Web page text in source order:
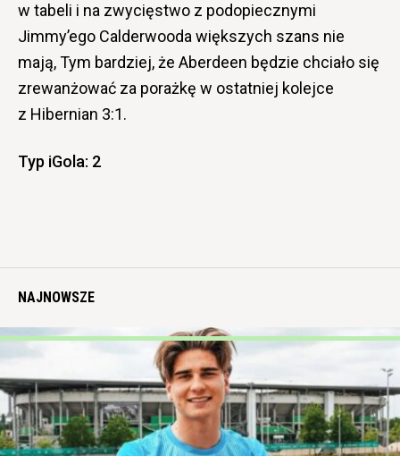
w tabeli i na zwycięstwo z podopiecznymi
Jimmy’ego Calderwooda większych szans nie
mają, Tym bardziej, że Aberdeen będzie chciało się
zrewanżować za porażkę w ostatniej kolejce
z Hibernian 3:1.
Typ iGola: 2
NAJNOWSZE